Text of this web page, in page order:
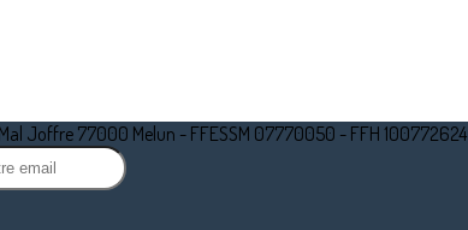
Joffre 77000 Melun - FFESSM 07770050 - FFH 100772624